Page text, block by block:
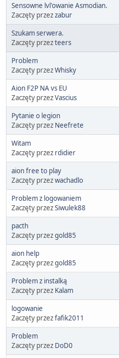
Sensowne lvl'owanie Asmodian.
Zaczęty przezzabur
Szukam serwera.
Zaczęty przezteers
Problem
Zaczęty przezWhisky
Aion F2P NA vs EU
Zaczęty przezVascius
Pytanie o legion
Zaczęty przez Neefrete
Witam
Zaczęty przez rdidier
aion free to play
Zaczęty przezwachadlo
Problem z logowaniem
Zaczęty przezSiwulek88
pacth
Zaczęty przezgold85
aion help
Zaczęty przezgold85
Problem z instalką
Zaczęty przez Kalam
logowanie
Zaczęty przezfafik2011
Problem
Zaczęty przez DoD0